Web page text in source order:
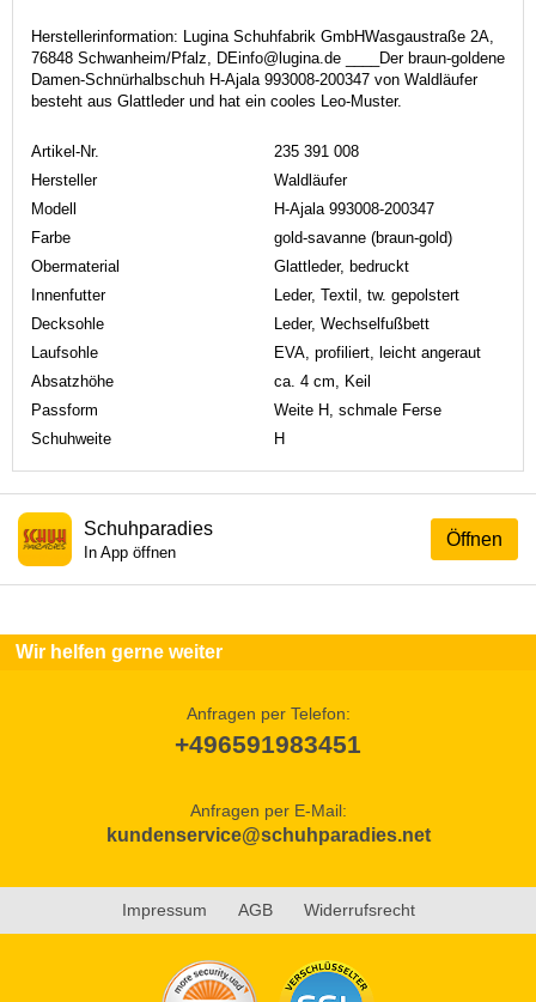
Herstellerinformation: Lugina Schuhfabrik GmbHWasgaustraße 2A,
76848 Schwanheim/Pfalz, DEinfo@lugina.de ____Der braun-goldene
Damen-Schnürhalbschuh H-Ajala 993008-200347 von Waldläufer
besteht aus Glattleder und hat ein cooles Leo-Muster.
Artikel-Nr.
235 391 008
Hersteller
Waldläufer
Modell
H-Ajala 993008-200347
Farbe
gold-savanne (braun-gold)
Obermaterial
Glattleder, bedruckt
Innenfutter
Leder, Textil, tw. gepolstert
Decksohle
Leder, Wechselfußbett
Laufsohle
EVA, profiliert, leicht angeraut
Absatzhöhe
ca. 4 cm, Keil
Passform
Weite H, schmale Ferse
Schuhweite
H
Öffnen
Schuhparadies
In App öffnen
Wir helfen gerne weiter
Anfragen per Telefon:
+496591983451
Anfragen per E-Mail:
kundenservice@schuhparadies.net
Impressum AGB Widerrufsrecht